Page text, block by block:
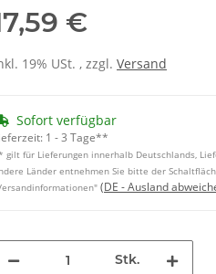
€
19% USt. , zzgl. Versand
Sofort verfügbar
1 - 3 Tage**
gilt für Lieferungen innerhalb Deutschlands,
Länder entnehmen Sie bitte der
(DE - Ausland
Stk.